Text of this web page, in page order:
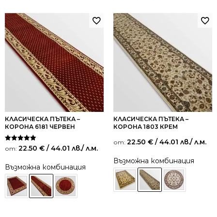
КЛАСИЧЕСКА ПЪТЕКА –
КОРОНА 6181 ЧЕРВЕН
Оценено на
5.00
от: 22.50 € / 44.01 лв./ л.м.
Възможна комбинация
КЛАСИЧЕСКА ПЪТЕКА –
КОРОНА 1803 КРЕМ
от: 22.50 € / 44.01 лв./ л.м.
Възможна комбинация